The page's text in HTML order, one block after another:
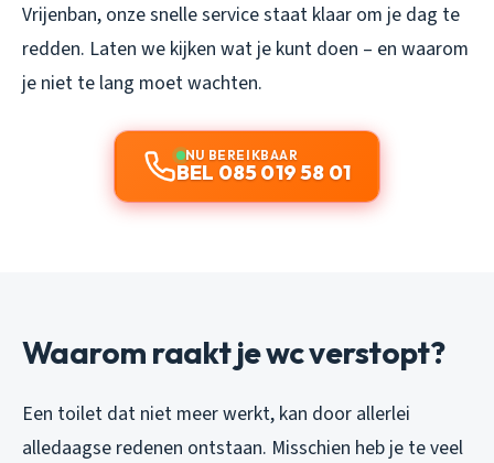
Vrijenban, onze snelle service staat klaar om je dag te
redden. Laten we kijken wat je kunt doen – en waarom
je niet te lang moet wachten.
NU BEREIKBAAR
BEL 085 019 58 01
Waarom raakt je wc verstopt?
Een toilet dat niet meer werkt, kan door allerlei
alledaagse redenen ontstaan. Misschien heb je te veel